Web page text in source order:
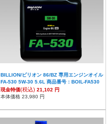
BILLION/ビリオン 86/BZ 専用エンジンオイル
FA-530 5W-30 5.6L 商品番号：BOIL-FA530
現金特価(税込) 21,102 円
本体価格 23,980 円